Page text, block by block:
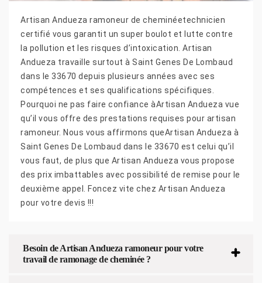
Artisan Andueza ramoneur de cheminéetechnicien
certifié vous garantit un super boulot et lutte contre
la pollution et les risques d’intoxication. Artisan
Andueza travaille surtout à Saint Genes De Lombaud
dans le 33670 depuis plusieurs années avec ses
compétences et ses qualifications spécifiques.
Pourquoi ne pas faire confiance àArtisan Andueza vue
qu’il vous offre des prestations requises pour artisan
ramoneur. Nous vous affirmons queArtisan Andueza à
Saint Genes De Lombaud dans le 33670 est celui qu’il
vous faut, de plus que Artisan Andueza vous propose
des prix imbattables avec possibilité de remise pour le
deuxième appel. Foncez vite chez Artisan Andueza
pour votre devis !!!
Besoin de Artisan Andueza ramoneur pour votre
travail de ramonage de cheminée ?